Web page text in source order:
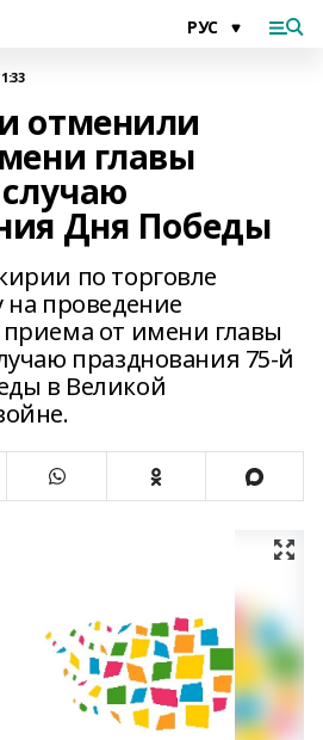
отменили
главы
Дня Победы
по торговле
на проведение
от имени главы
празднования 75-й
в Великой